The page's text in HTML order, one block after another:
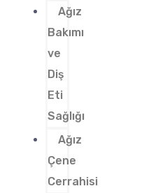
Ağız
Bakımı
ve
Diş
Eti
Sağlığı
Ağız
Çene
Cerrahisi